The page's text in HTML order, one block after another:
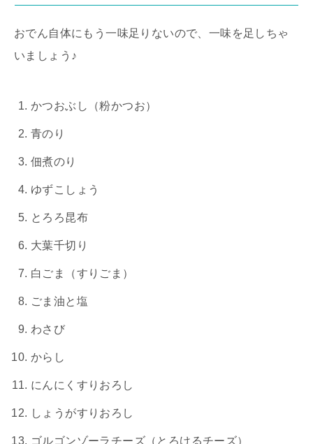
おでん自体にもう一味足りないので、一味を足しちゃ
いましょう♪
かつおぶし（粉かつお）
青のり
佃煮のり
ゆずこしょう
とろろ昆布
大葉千切り
白ごま（すりごま）
ごま油と塩
わさび
からし
にんにくすりおろし
しょうがすりおろし
ゴルゴンゾーラチーズ（とろけるチーズ）